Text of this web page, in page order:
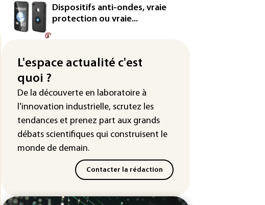
France
L'Arabie saoudite, le Pakistan et la
Turquie ont signé un accord de
Le Sri Lanka bloque près de 100
nouveaux sites de paris en ligne
non autorisés
Dispositifs anti-ondes, vraie
protection ou vraie...
L'espace actualité c'est
quoi ?
De la découverte en laboratoire à
l'innovation industrielle, scrutez les
tendances et prenez part aux grands
débats scientifiques qui construisent le
monde de demain.
Contacter la rédaction